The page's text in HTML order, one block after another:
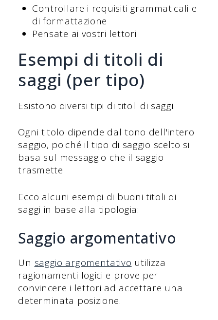
Controllare i requisiti grammaticali e
di formattazione
Pensate ai vostri lettori
Esempi di titoli di
saggi (per tipo)
Esistono diversi tipi di titoli di saggi.
Ogni titolo dipende dal tono dell'intero
saggio, poiché il tipo di saggio scelto si
basa sul messaggio che il saggio
trasmette.
Ecco alcuni esempi di buoni titoli di
saggi in base alla tipologia:
Saggio argomentativo
Un saggio argomentativo utilizza
ragionamenti logici e prove per
convincere i lettori ad accettare una
determinata posizione.